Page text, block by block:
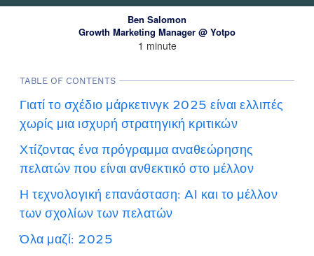
Ben Salomon
Growth Marketing Manager @ Yotpo
1 minute
TABLE OF CONTENTS
Γιατί το σχέδιο μάρκετινγκ 2025 είναι ελλιπές
χωρίς μια ισχυρή στρατηγική κριτικών
Χτίζοντας ένα πρόγραμμα αναθεώρησης
πελατών που είναι ανθεκτικό στο μέλλον
Η τεχνολογική επανάσταση: AI και το μέλλον
των σχολίων των πελατών
Όλα μαζί: 2025